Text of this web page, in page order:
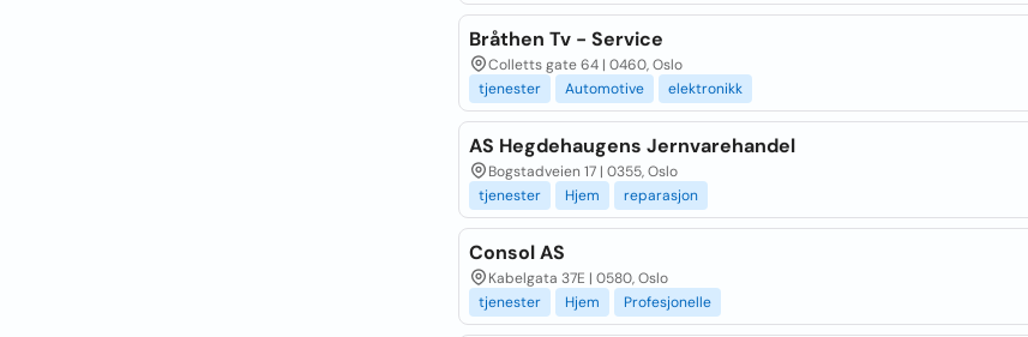
Bråthen Tv - Service
Colletts gate 64 | 0460, Oslo
tjenester
Automotive elektronikk
AS Hegdehaugens Jernvarehandel
Bogstadveien 17 | 0355, Oslo
tjenester
Hjem reparasjon
Consol AS
Kabelgata 37E | 0580, Oslo
tjenester
Hjem Profesjonelle